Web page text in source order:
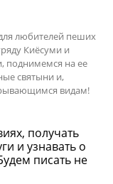
любителей пеших
Киёсуми и
поднимемся на ее
святыни и,
видам!
получать
и узнавать о
писать не